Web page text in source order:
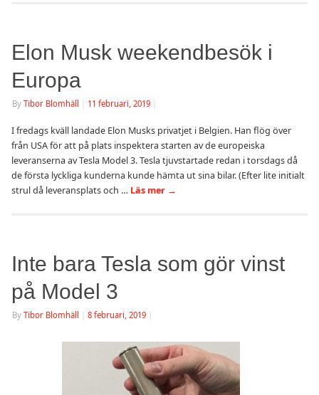
Elon Musk weekendbesök i
Europa
By Tibor Blomhäll 11 februari, 2019
I fredags kväll landade Elon Musks privatjet i Belgien. Han flög över
från USA för att på plats inspektera starten av de europeiska
leveranserna av Tesla Model 3. Tesla tjuvstartade redan i torsdags då
de första lyckliga kunderna kunde hämta ut sina bilar. (Efter lite initialt
strul då leveransplats och … Läs mer →
Inte bara Tesla som gör vinst
på Model 3
By Tibor Blomhäll 8 februari, 2019